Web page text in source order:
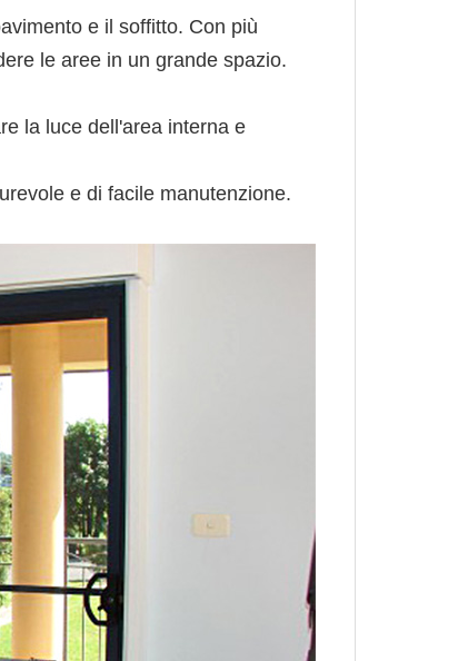
e il soffitto. Con più
le aree in un grande spazio.
la luce dell'area interna e
e di facile manutenzione.